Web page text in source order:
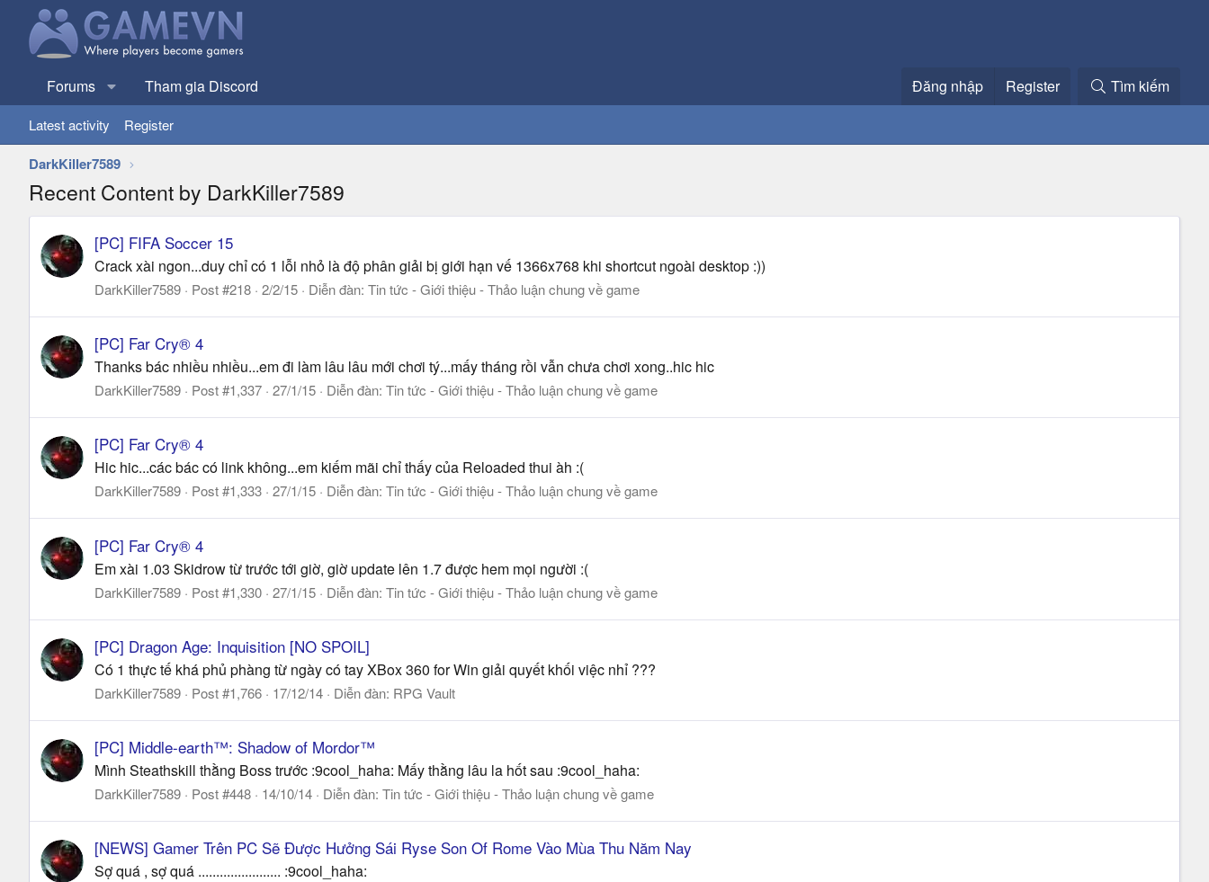
Forums Tham gia Discord Đăng nhập Register Tìm kiếm
Latest activity Register
DarkKiller7589
Recent Content by DarkKiller7589
[PC] FIFA Soccer 15
Crack xài ngon...duy chỉ có 1 lỗi nhỏ là độ phân giải bị giới hạn vế 1366x768 khi shortcut ngoài desktop :))
DarkKiller7589 Post #218 2/2/15 Diễn đàn: Tin tức - Giới thiệu - Thảo luận chung về game
[PC] Far Cry® 4
Thanks bác nhiều nhiều...em đi làm lâu lâu mới chơi tý...mấy tháng rồi vẫn chưa chơi xong..hic hic
DarkKiller7589 Post #1,337 27/1/15 Diễn đàn: Tin tức - Giới thiệu - Thảo luận chung về game
[PC] Far Cry® 4
Hic hic...các bác có link không...em kiếm mãi chỉ thấy của Reloaded thui àh :(
DarkKiller7589 Post #1,333 27/1/15 Diễn đàn: Tin tức - Giới thiệu - Thảo luận chung về game
[PC] Far Cry® 4
Em xài 1.03 Skidrow từ trước tới giờ, giờ update lên 1.7 được hem mọi người :(
DarkKiller7589 Post #1,330 27/1/15 Diễn đàn: Tin tức - Giới thiệu - Thảo luận chung về game
[PC] Dragon Age: Inquisition [NO SPOIL]
Có 1 thực tế khá phủ phàng từ ngày có tay XBox 360 for Win giải quyết khối việc nhỉ ???
DarkKiller7589 Post #1,766 17/12/14 Diễn đàn: RPG Vault
[PC] Middle-earth™: Shadow of Mordor™
Mình Steathskill thằng Boss trước :9cool_haha: Mấy thằng lâu la hốt sau :9cool_haha:
DarkKiller7589 Post #448 14/10/14 Diễn đàn: Tin tức - Giới thiệu - Thảo luận chung về game
[NEWS] Gamer Trên PC Sẽ Được Hưởng Sái Ryse Son Of Rome Vào Mùa Thu Năm Nay
Sợ quá , sợ quá ....................... :9cool_haha: